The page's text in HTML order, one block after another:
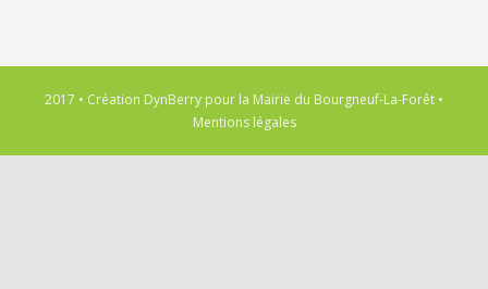
2017 • Création DynBerry pour la Mairie du Bourgneuf-La-Forêt •
Mentions légales